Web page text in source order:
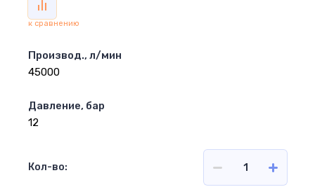
к сравнению
Производ., л/мин
45000
Давление, бар
12
Кол-во: